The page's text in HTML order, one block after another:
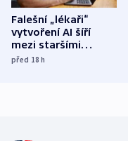
Falešní „lékaři“
vytvoření AI šíří
mezi staršími
Poláky nebezpečné
před 18h